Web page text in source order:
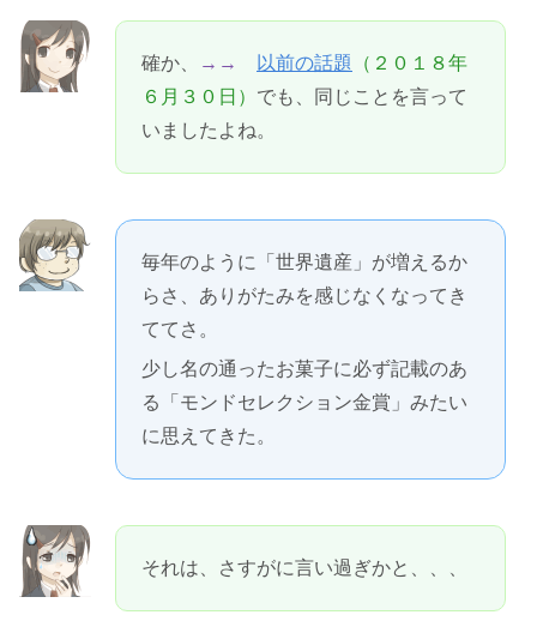
確か、 →→ 以前の話題
（２０１８年
６月３０日） でも、同じことを言って
いましたよね。
毎年のように「世界遺産」が増えるか
らさ、ありがたみを感じなくなってき
ててさ。
少し名の通ったお菓子に必ず記載のあ
る「モンドセレクション金賞」みたい
に思えてきた。
それは、さすがに言い過ぎかと、、、